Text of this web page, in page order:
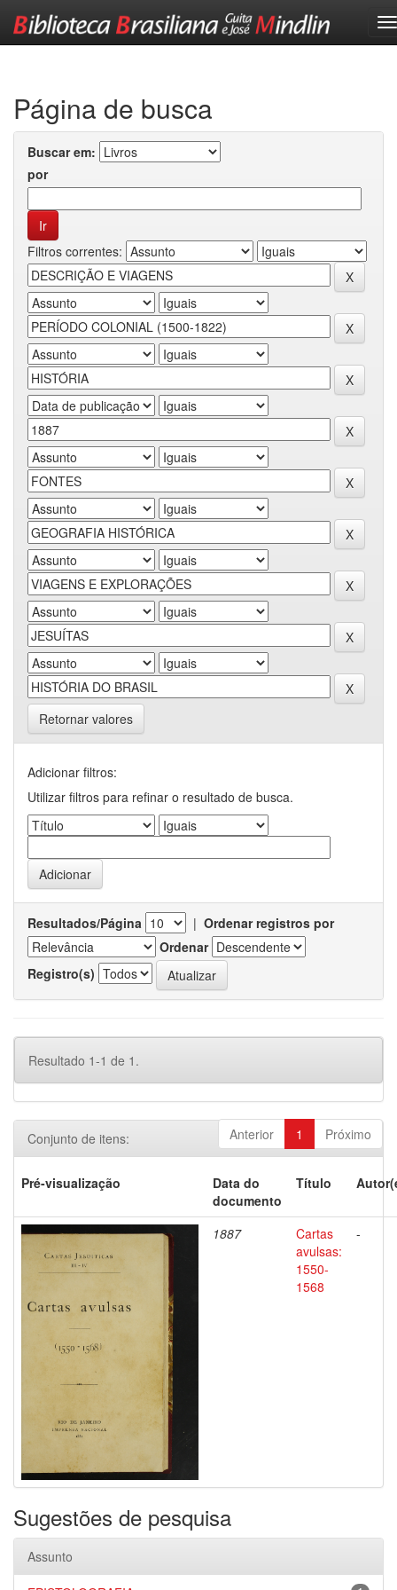
Página de busca
Buscar em:
por
Filtros correntes:
Retornar valores
Adicionar filtros:
Utilizar filtros para refinar o resultado de busca.
Resultados/Página | Ordenar registros por
Ordenar
Registro(s)
Resultado 1-1 de 1.
Anterior 1 Próximo
Conjunto de itens:
Pré-visualização
Data do
documento
Título
1887
Cartas
avulsas:
1550-
1568
-
Sugestões de pesquisa
Assunto